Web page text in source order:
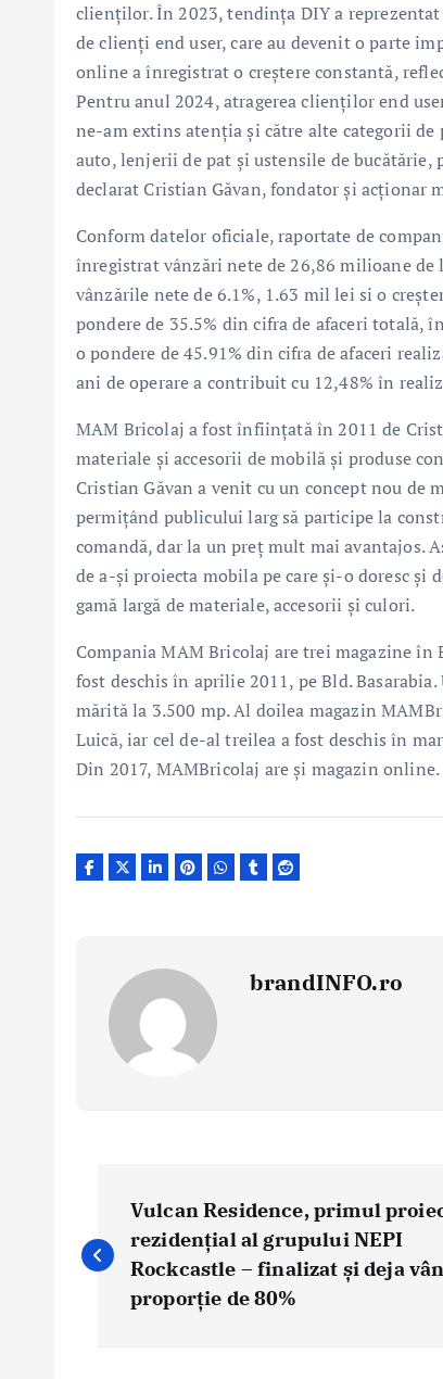
clienților. În 2023, tendința DIY a
de clienți end user, care au devenit o parte
online a înregistrat o creștere constantă,
Pentru anul 2024, atragerea clienților end
ne-am extins atenția și către alte categorii
auto, lenjerii de pat și ustensile de
declarat Cristian Găvan, fondator și acționar
Conform datelor oficiale, raportate de
înregistrat vânzări nete de 26,86 milioane
vânzările nete de 6.1%, 1.63 mil lei si o
pondere de 35.5% din cifra de afaceri
o pondere de 45.91% din cifra de afaceri
ani de operare a contribuit cu 12,48% în
MAM Bricolaj a fost înfiinţată în 2011 de
materiale şi accesorii de mobilă şi produse
Cristian Găvan a venit cu un concept nou
permițând publicului larg să participe la
comandă, dar la un preț mult mai
de a-și proiecta mobila pe care și-o doresc și
gamă largă de materiale, accesorii și culori.
Compania MAM Bricolaj are trei magazine în
fost deschis în aprilie 2011, pe Bld.
mărită la 3.500 mp. Al doilea magazin
Luică, iar cel de-al treilea a fost deschis în
Din 2017, MAMBricolaj are și magazin online.
brandINFO.ro
v
i
Vulcan Residence, primul
rezidențial al grupului NEPI
Rockcastle – finalizat și deja
proporție de 80%